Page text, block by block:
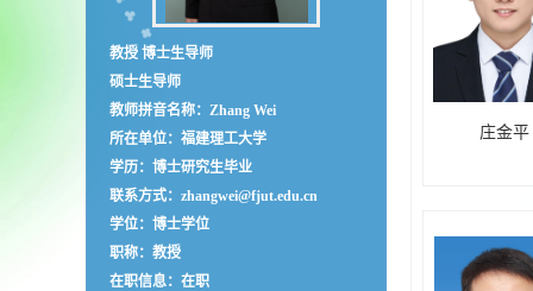
教授 博士生导师
硕士生导师
教师拼音名称：Zhang Wei
所在单位：福建理工大学
学历：博士研究生毕业
联系方式：zhangwei@fjut.edu.cn
学位：博士学位
职称：教授
在职信息：在职
庄金平